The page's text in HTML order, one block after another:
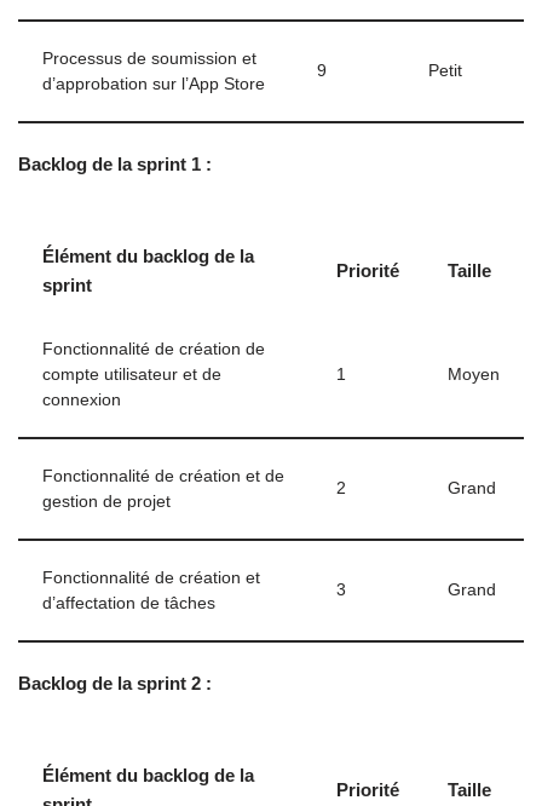
Processus de soumission et
d’approbation sur l’App Store
9 Petit
Backlog de la sprint 1 :
Élément du backlog de la
sprint
Priorité Taille
Fonctionnalité de création de
compte utilisateur et de
connexion
1 Moyen
Fonctionnalité de création et de
gestion de projet
2 Grand
Fonctionnalité de création et
d’affectation de tâches
3 Grand
Backlog de la sprint 2 :
Élément du backlog de la
Priorité Taille